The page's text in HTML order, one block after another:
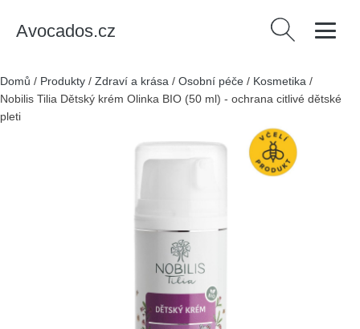
Avocados.cz Vyhledávání
Domů / Produkty / Zdraví a krása / Osobní péče / Kosmetika /
Nobilis Tilia Dětský krém Olinka BIO (50 ml) - ochrana citlivé dětské
pleti